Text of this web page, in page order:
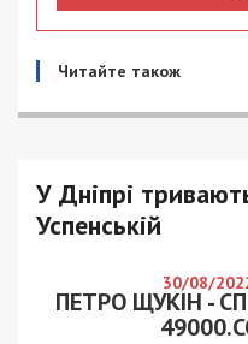
Читайте також
У Дніпрі
Успенській
30/08/
ПЕТРО ЩУКІН -